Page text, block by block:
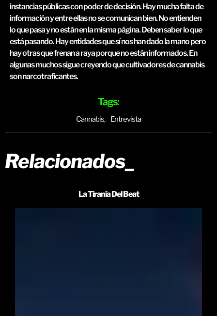
instancias públicas con poder de decisión. Hay mucha falta de
información y entre ellas no se comunican bien. No entienden
lo que pasa y no están en la misma página. Deben saber lo que
está pasando. Hay entidades que sí nos han dado la mano pero
hay otras que frenan a raya porque no están informados. En
algunas muchos sigue creyendo que cultivadores de cannabis
son narcotraficantes.
Tags:
Cannabis, Entrevista
Relacionados_
La Tiranía Del Beat